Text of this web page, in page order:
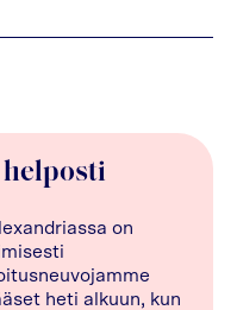
on
heti alkuun, kun